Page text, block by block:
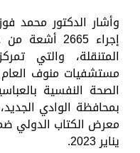
‏وأشار الدكتور محمد
إجراء 2665
المتنقلة، والتي
مستشفيات منوف
الصحة النفسية
بمحافظة الوادي
معرض الكتاب الدولي
يناير 2023.